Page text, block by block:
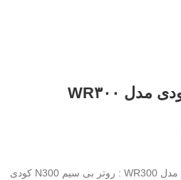
معرفی روتر بی سیم N300 کودی مدل WR300 : روتر بی سیم N300 کودی